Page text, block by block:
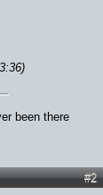
been there
#2